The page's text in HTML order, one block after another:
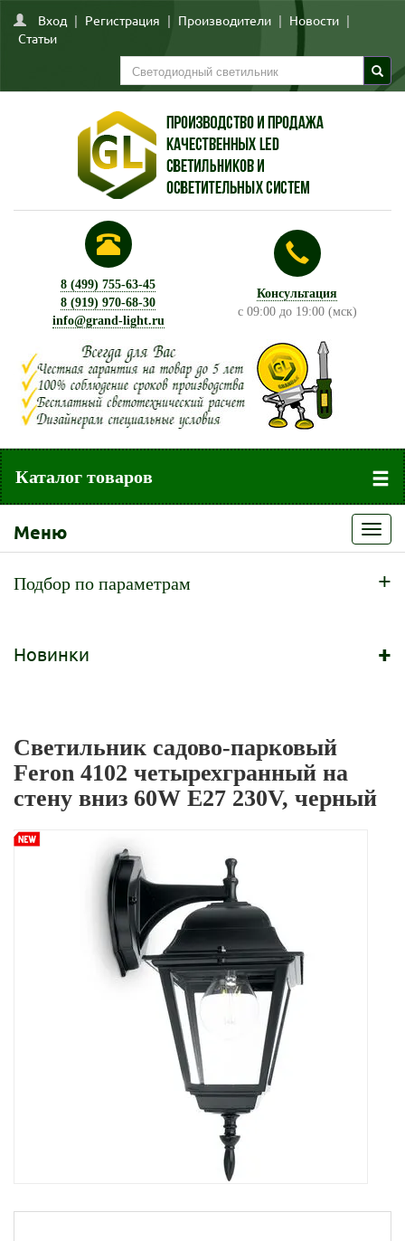
Вход | Регистрация | Производители | Новости |
Статьи
8 (499) 755-63-45
8 (919) 970-68-30
info@grand-light.ru
Консультация
с 09:00 до 19:00 (мск)
Каталог товаров
Меню
Подбор по параметрам +
Новинки +
Светильник садово-парковый
Feron 4102 четырехгранный на
стену вниз 60W E27 230V, черный